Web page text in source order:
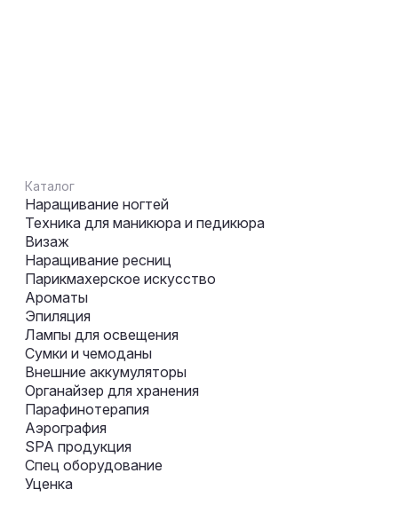
Каталог
Наращивание ногтей
Техника для маникюра и педикюра
Визаж
Наращивание ресниц
Парикмахерское искусство
Ароматы
Эпиляция
Лампы для освещения
Сумки и чемоданы
Внешние аккумуляторы
Органайзер для хранения
Парафинотерапия
Аэрография
SPA продукция
Спец оборудование
Уценка